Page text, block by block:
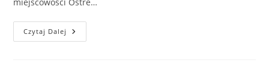
Czytaj Dalej Rowerem
Na